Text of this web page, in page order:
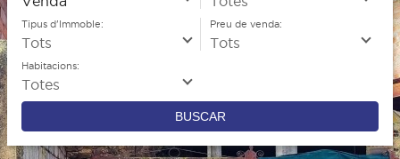
Tipus d'Immoble: Preu de venda:
Habitacions:
BUSCAR